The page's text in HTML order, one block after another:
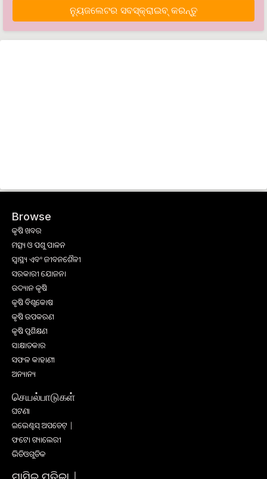
ନ୍ୟୁଜଲେଟର ସବସ୍କ୍ରାଇବ୍‌ କରନ୍ତୁ
Browse
କୃଷି ଖବର
ମତ୍ସ୍ୟ ଓ ପଶୁ ପାଳନ
ସ୍ୱାସ୍ଥ୍ୟ ଏବଂ ଜୀବନଶୈଳୀ
ସରକାରୀ ଯୋଜନା
ଉଦ୍ୟାନ କୃଷି
କୃଷି ବିଶ୍ବକୋଷ
କୃଷି ଉପକରଣ
କୃଷି ପ୍ରଶିକ୍ଷଣ
ସାକ୍ଷାତକାର
ସଫଳ କାହାଣୀ
ଅନ୍ୟାନ୍ୟ
செயல்பாடுகள்
ଘଟଣା
ଇଭେଣ୍ଟସ୍ ଅପଡେଟ୍ |
ଫଟୋ ଗ୍ୟାଲେରୀ
ଭିଡିଓଗୁଡିକ